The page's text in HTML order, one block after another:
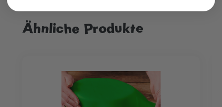
Produktgalerie überspringen
Ähnliche Produkte